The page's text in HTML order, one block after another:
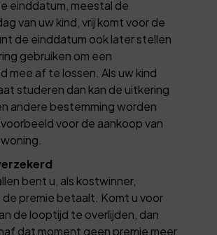
einddatum, meestal de
van uw kind, vrij komt voor de
de einddatum ook later stellen
gebruiken om een
mee af te lossen. Als uw kind
studeren dan kan de uitkering
andere bestemming worden
voor de aankoop van
bent u, als kostwinner,
premie betaalt. Komt u voor
de looptijd te overlijden, dan
dat moment geen premie meer